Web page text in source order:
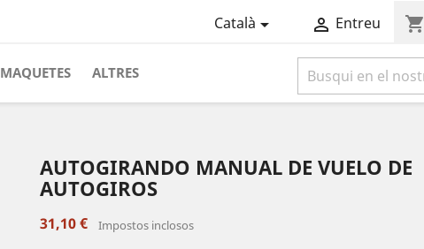
Català  Entreu shopping_cart
MAQUETES ALTRES
AUTOGIRANDO MANUAL DE VUELO DE
AUTOGIROS
31,10 € Impostos inclosos